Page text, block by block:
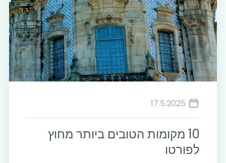
17.5.2025
10 מקומות הטובים ביותר מחוץ
לפורטו